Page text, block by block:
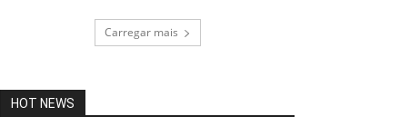
Carregar mais
HOT NEWS